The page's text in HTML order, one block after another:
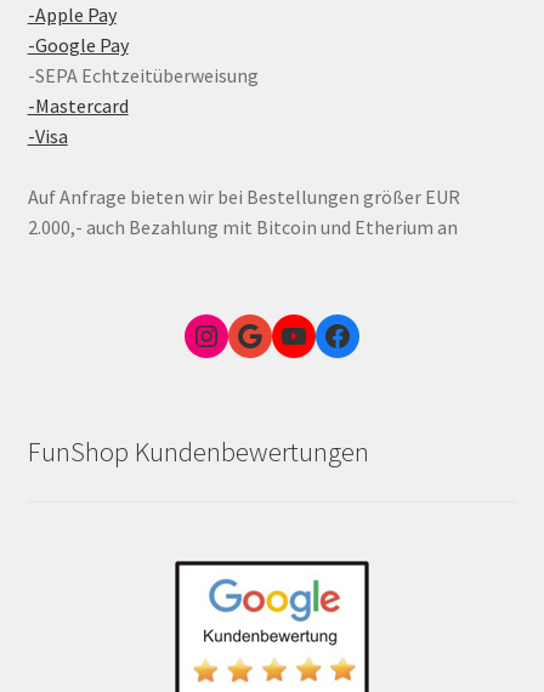
-Apple Pay
-Google Pay
-SEPA Echtzeitüberweisung
-Mastercard
-Visa
Auf Anfrage bieten wir bei Bestellungen größer EUR
2.000,- auch Bezahlung mit Bitcoin und Etherium an
Instagram
Google Link zum FunShop WienYouTubeFacebook
FunShop Kundenbewertungen